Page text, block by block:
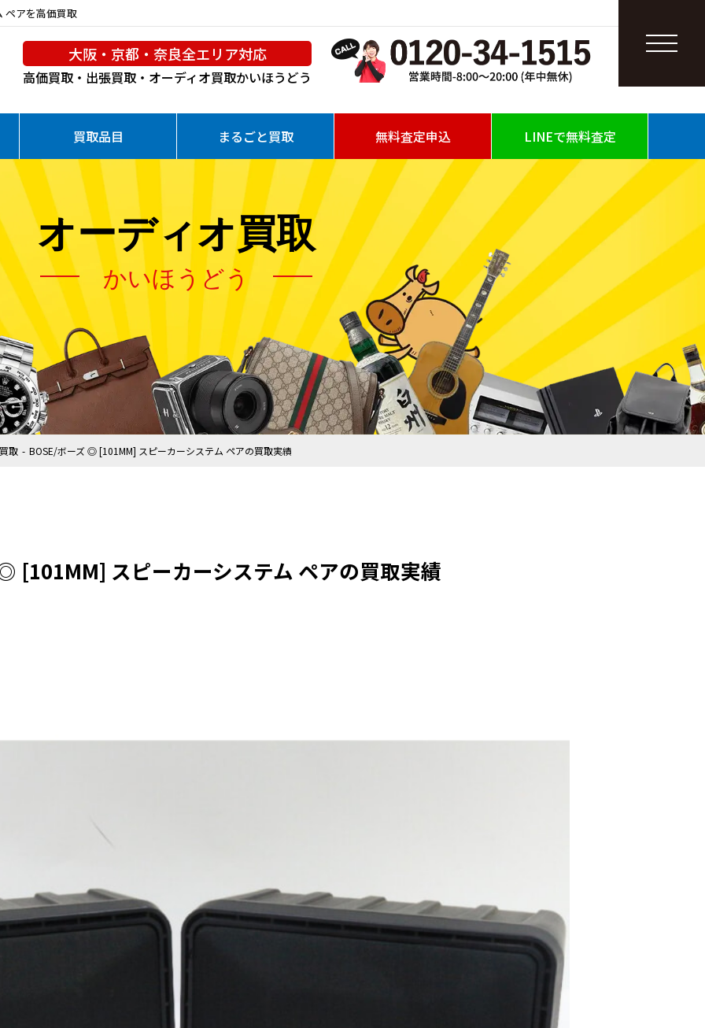
ペアを高価買取
大阪・京都・奈良全エリア対応
高価買取・出張買取・オーディオ買取かいほうどう
買取品目 まるごと買取 無料査定申込 LINEで無料査定
オーディオ買取
かいほうどう
取 BOSE/ボーズ ◎ [101MM] スピーカーシステム ペアの買取実績
[101MM] スピーカーシステム ペアの買取実績